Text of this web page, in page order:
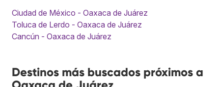
Ciudad de México - Oaxaca de Juárez
Toluca de Lerdo - Oaxaca de Juárez
Cancún - Oaxaca de Juárez
Destinos más buscados próximos a